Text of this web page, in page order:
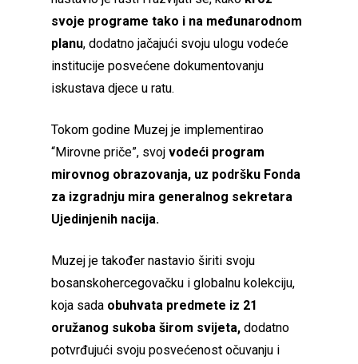
svoje programe tako i na međunarodnom
planu, dodatno jačajući svoju ulogu vodeće
institucije posvećene dokumentovanju
iskustava djece u ratu.
Tokom godine Muzej je implementirao
“Mirovne priče”, svoj vodeći program
mirovnog obrazovanja, uz podršku Fonda
za izgradnju mira generalnog sekretara
Ujedinjenih nacija.
Muzej je također nastavio širiti svoju
bosanskohercegovačku i globalnu kolekciju,
koja sada obuhvata predmete iz 21
oružanog sukoba širom svijeta, dodatno
potvrđujući svoju posvećenost očuvanju i